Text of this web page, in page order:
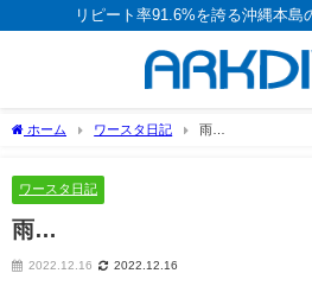
リピート率91.6%を誇る沖縄本島
ホーム ワースタ日記 雨…
ワースタ日記
雨…
2022.12.16 2022.12.16